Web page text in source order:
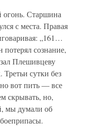
Старшина
с места. Правая
„161…
сознание,
Плешивцеву
Третьи сутки без
вот пить — все
скрывать, но,
мы думали об